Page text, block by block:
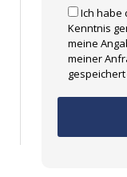
Ich habe
Kenntnis
meine
meiner